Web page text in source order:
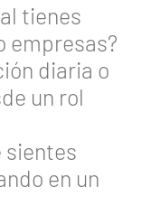
tienes
empresas?
diaria o
un rol
sientes
en un